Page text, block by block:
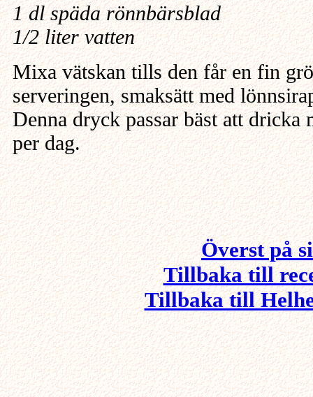
1 dl späda rönnbärsblad
1/2 liter vatten
Mixa vätskan tills den får en fin
serveringen, smaksätt med
Denna dryck passar bäst att
per dag.
Överst på
Tillbaka till
Tillbaka till